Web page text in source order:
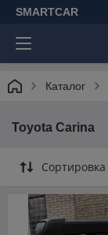
SMARTCAR
Каталог
Toyota Carina
Сортировка